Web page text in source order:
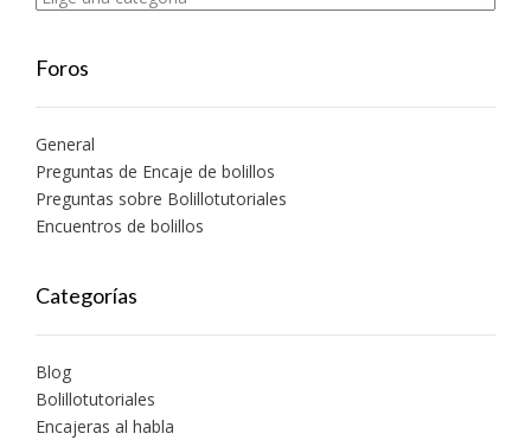
Foros
General
Preguntas de Encaje de bolillos
Preguntas sobre Bolillotutoriales
Encuentros de bolillos
Categorías
Blog
Bolillotutoriales
Encajeras al habla